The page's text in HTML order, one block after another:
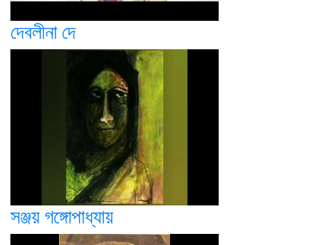
দেবলীনা দে
সঞ্জয় গঙ্গোপাধ্যায়